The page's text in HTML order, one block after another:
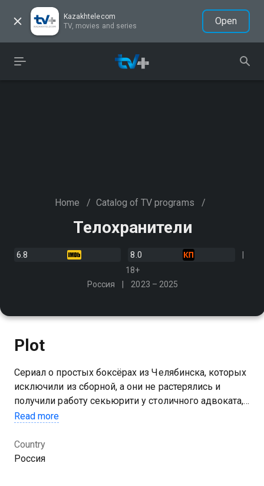
Kazakhtelecom
TV, movies and series
Open
Home / Catalog of TV programs /
Телохранители
6.8
8.0
18+
Россия
2023 – 2025
Plot
Сериал о простых боксёрах из Челябинска, которых
исключили из сборной, а они не растерялись и
получили работу секьюрити у столичного адвоката, у
которого полно недоброжелателей
Read more
Country
Россия